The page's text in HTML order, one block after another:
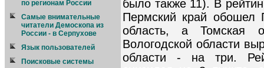
по регионам России
Cамые внимательные
читатели Демоскопа из
России - в Серпухове
Язык пользователей
Поисковые системы
было также 11). В
Пермский край обошел
область, а Томская
Вологодской области
области - на три.